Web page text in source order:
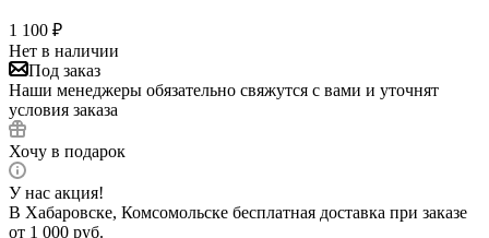
1 100 ₽
Нет в наличии
Под заказ
Наши менеджеры обязательно свяжутся с вами и уточнят
условия заказа
Хочу в подарок
У нас акция!
В Хабаровске, Комсомольске бесплатная доставка при заказе
от 1 000 руб.